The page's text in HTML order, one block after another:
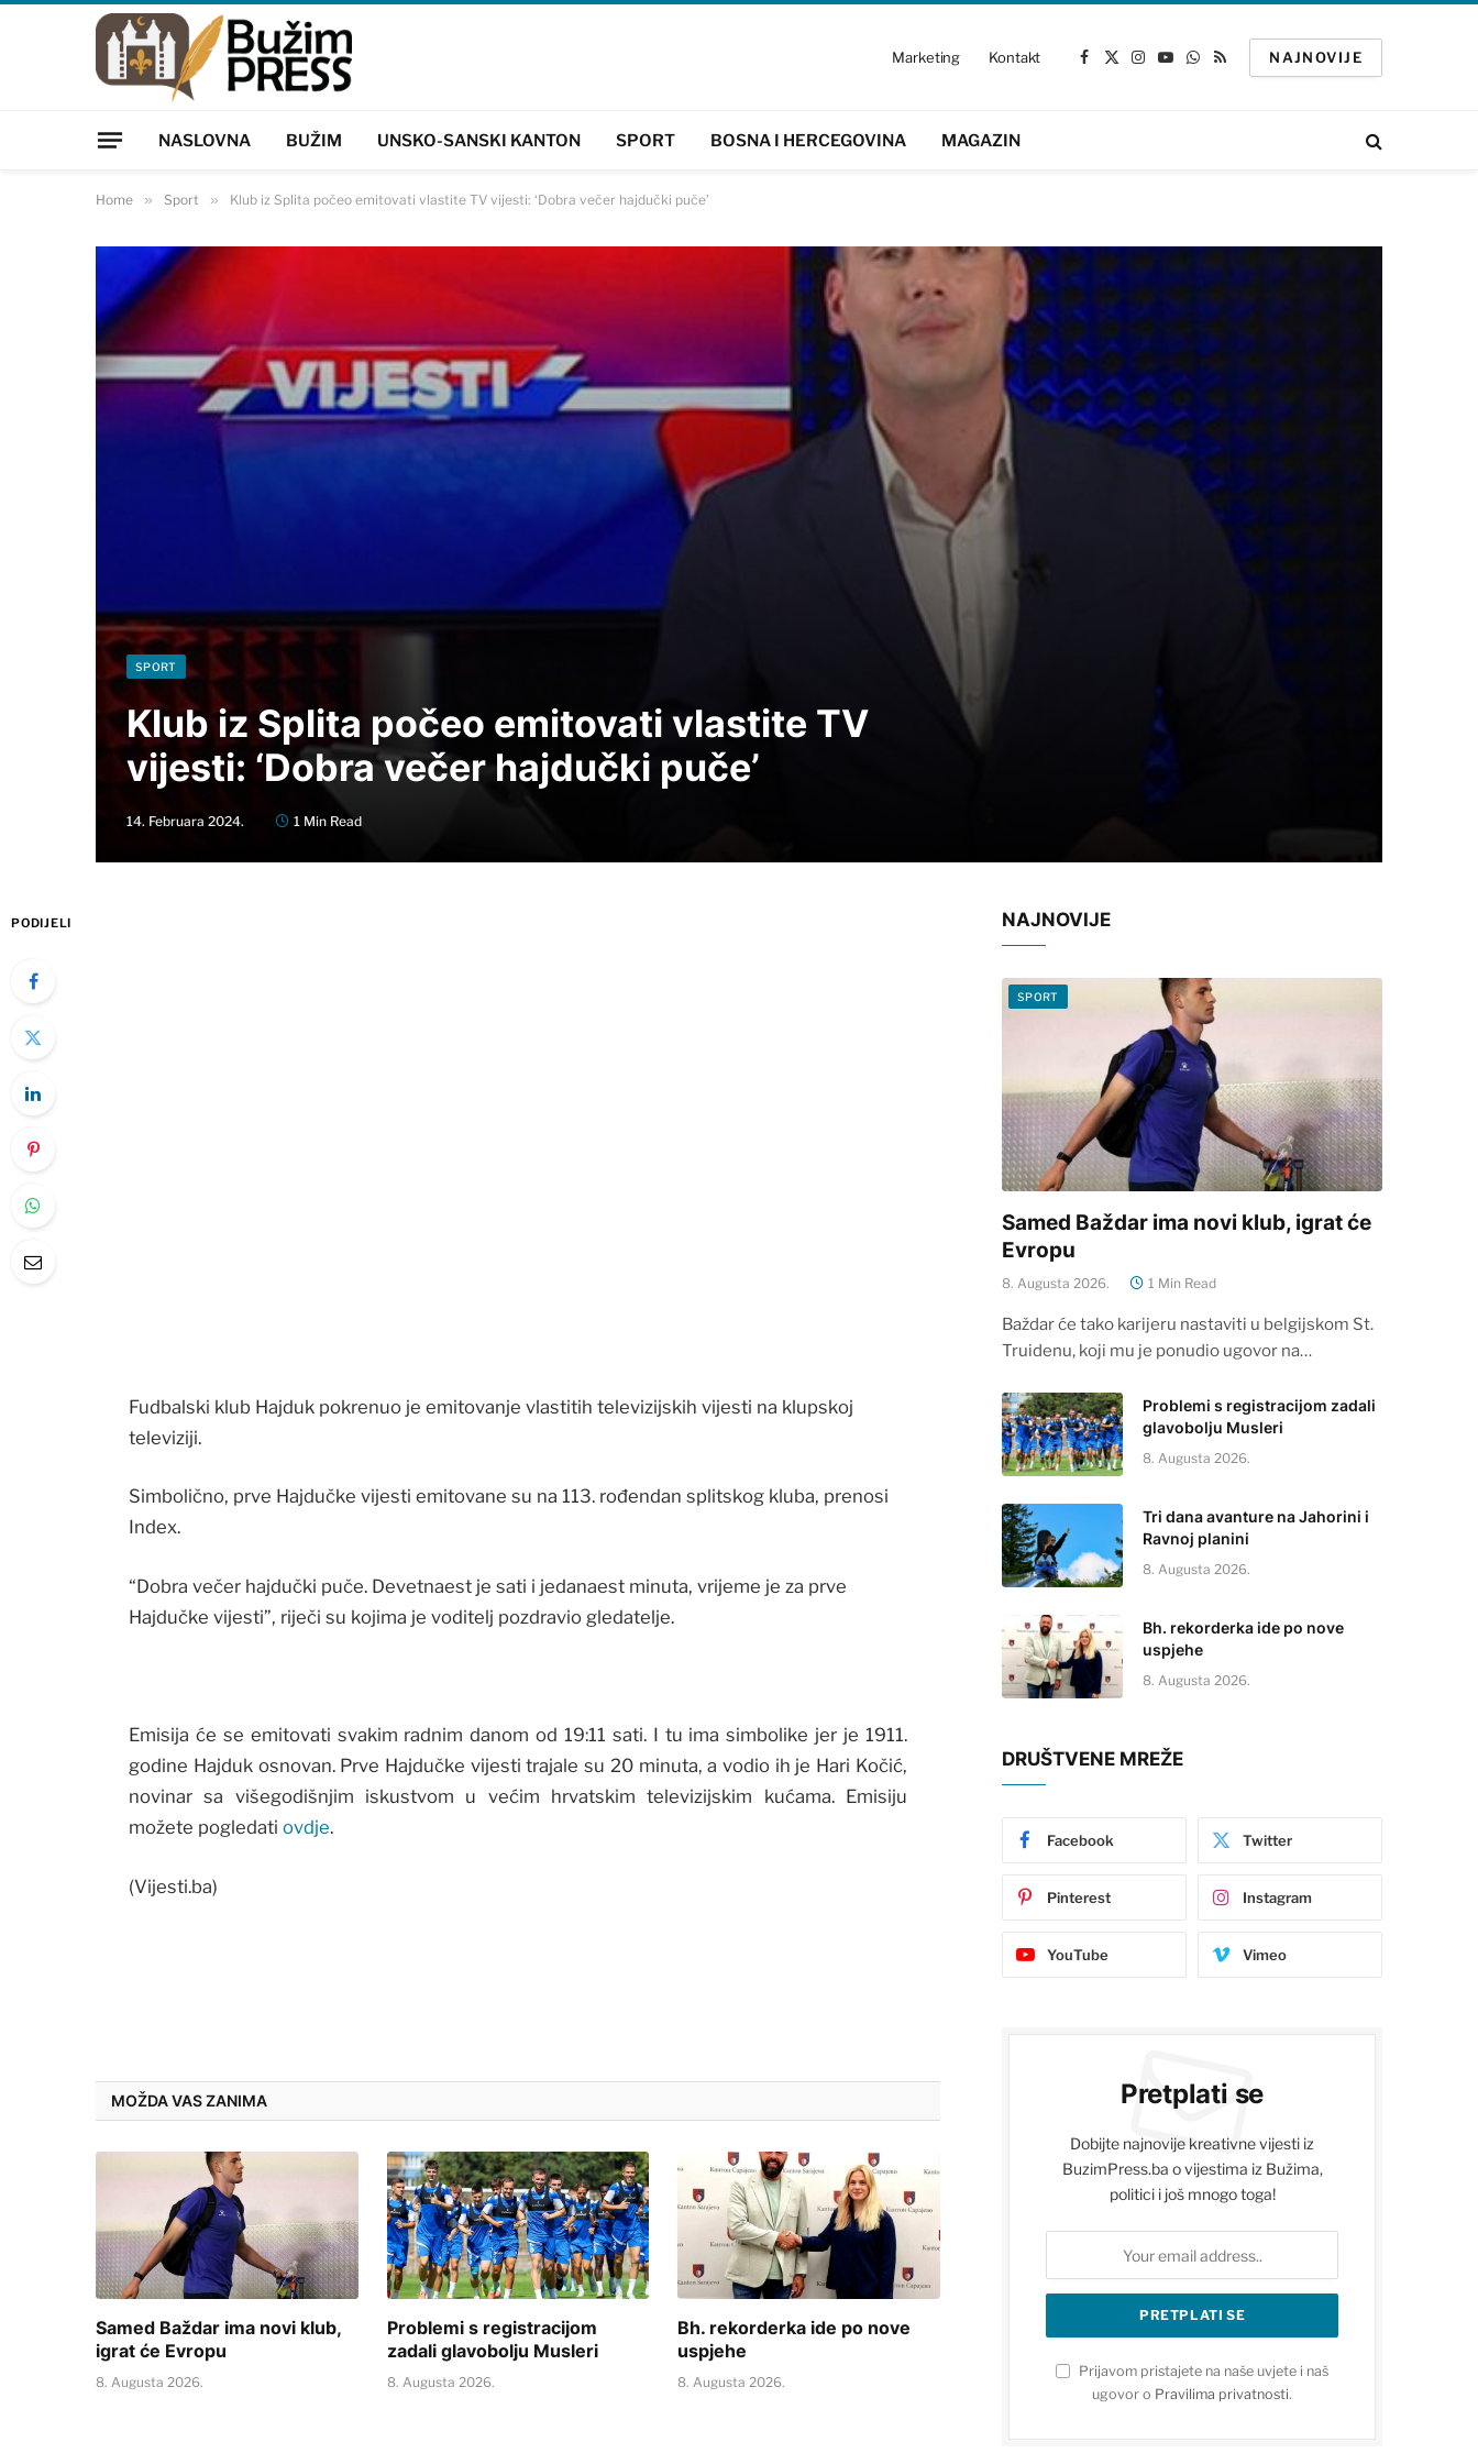
Marketing Kontakt
Facebook
X
Instagram
YouTube
WhatsApp
RSS
NAJNOVIJE
NASLOVNA BUŽIM UNSKO-SANSKI KANTON SPORT BOSNA I HERCEGOVINA MAGAZIN
Home » Sport » Klub iz Splita počeo emitovati vlastite TV vijesti: ‘Dobra večer hajdučki puče’
SPORT
Klub iz Splita počeo emitovati vlastite TV
vijesti: ‘Dobra večer hajdučki puče’
14. Februara 2024. 1 Min Read
PODIJELI
Fudbalski klub Hajduk pokrenuo je emitovanje vlastitih televizijskih vijesti na klupskoj
televiziji.
Simbolično, prve Hajdučke vijesti emitovane su na 113. rođendan splitskog kluba, prenosi
Index.
“Dobra večer hajdučki puče. Devetnaest je sati i jedanaest minuta, vrijeme je za prve
Hajdučke vijesti”, riječi su kojima je voditelj pozdravio gledatelje.
Emisija će se emitovati svakim radnim danom od 19:11 sati. I tu ima simbolike jer je 1911.
godine Hajduk osnovan. Prve Hajdučke vijesti trajale su 20 minuta, a vodio ih je Hari Kočić,
novinar sa višegodišnjim iskustvom u većim hrvatskim televizijskim kućama. Emisiju
možete pogledatiovdje.
(Vijesti.ba)
MOŽDA VAS ZANIMA
Samed Baždar ima novi klub,
igrat će Evropu
8. Augusta 2026.
Problemi s registracijom
zadali glavobolju Musleri
8. Augusta 2026.
Bh. rekorderka ide po nove
uspjehe
8. Augusta 2026.
NAJNOVIJE
SPORT
Samed Baždar ima novi klub, igrat će
Evropu
8. Augusta 2026. 1 Min Read
Baždar će tako karijeru nastaviti u belgijskom St.
Truidenu, koji mu je ponudio ugovor na…
Problemi s registracijom zadali
glavobolju Musleri
8. Augusta 2026.
Tri dana avanture na Jahorini i
Ravnoj planini
8. Augusta 2026.
Bh. rekorderka ide po nove
uspjehe
8. Augusta 2026.
DRUŠTVENE MREŽE
Facebook Twitter
Pinterest Instagram
YouTube Vimeo
Pretplati se
Dobijte najnovije kreativne vijesti iz
BuzimPress.ba o vijestima iz Bužima,
politici i još mnogo toga!
Prijavom pristajete na naše uvjete i naš
ugovor o Pravilima privatnosti.